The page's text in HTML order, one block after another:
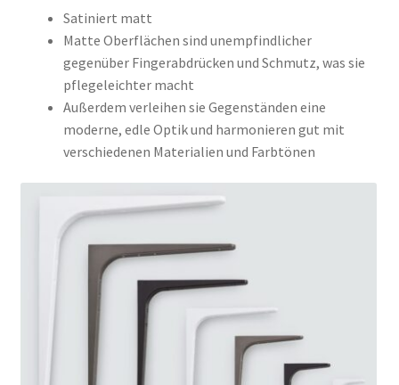
Satiniert matt
Matte Oberflächen sind unempfindlicher
gegenüber Fingerabdrücken und Schmutz, was sie
pflegeleichter macht
Außerdem verleihen sie Gegenständen eine
moderne, edle Optik und harmonieren gut mit
verschiedenen Materialien und Farbtönen